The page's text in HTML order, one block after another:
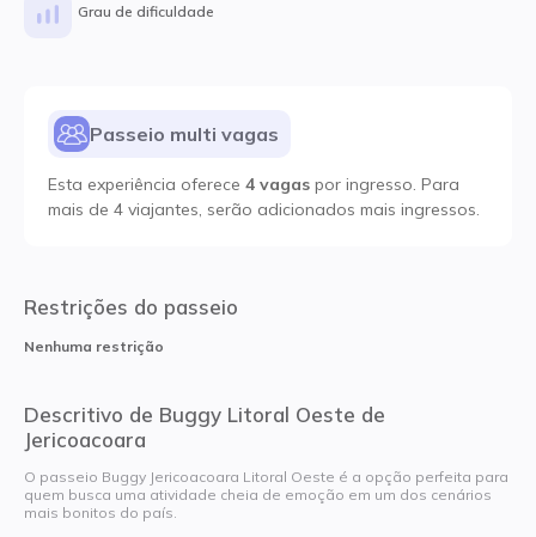
Grau de dificuldade
Passeio multi vagas
Esta experiência oferece 4 vagas por ingresso. Para
mais de 4 viajantes, serão adicionados mais ingressos.
Restrições do passeio
Nenhuma restrição
Descritivo de Buggy Litoral Oeste de
Jericoacoara
O passeio Buggy Jericoacoara Litoral Oeste é a opção perfeita para
quem busca uma atividade cheia de emoção em um dos cenários
mais bonitos do país.